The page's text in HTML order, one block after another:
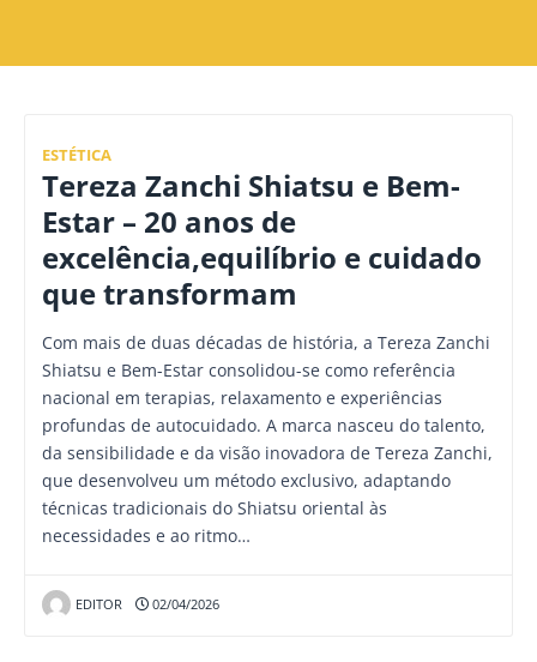
ESTÉTICA
Tereza Zanchi Shiatsu e Bem-
Estar – 20 anos de
excelência,equilíbrio e cuidado
que transformam
Com mais de duas décadas de história, a Tereza Zanchi
Shiatsu e Bem-Estar consolidou-se como referência
nacional em terapias, relaxamento e experiências
profundas de autocuidado. A marca nasceu do talento,
da sensibilidade e da visão inovadora de Tereza Zanchi,
que desenvolveu um método exclusivo, adaptando
técnicas tradicionais do Shiatsu oriental às
necessidades e ao ritmo…
EDITOR 02/04/2026